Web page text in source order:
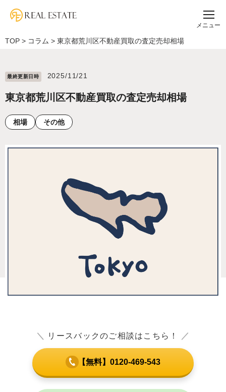
メニュー
TOP > コラム > 東京都荒川区不動産買取の査定売却相場
最終更新⽇時 2025/11/21
東京都荒川区不動産買取の査定売却相場
相場 その他
＼ リースバックのご相談はこちら！ ／
【無料】0120-469-543